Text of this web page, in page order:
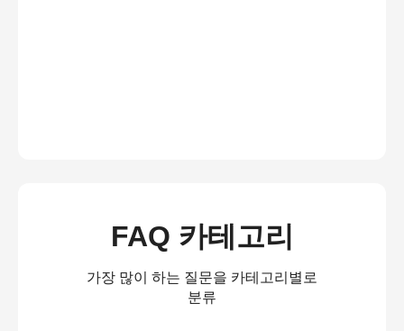
FAQ 카테고리
가장 많이 하는 질문을 카테고리별로
분류